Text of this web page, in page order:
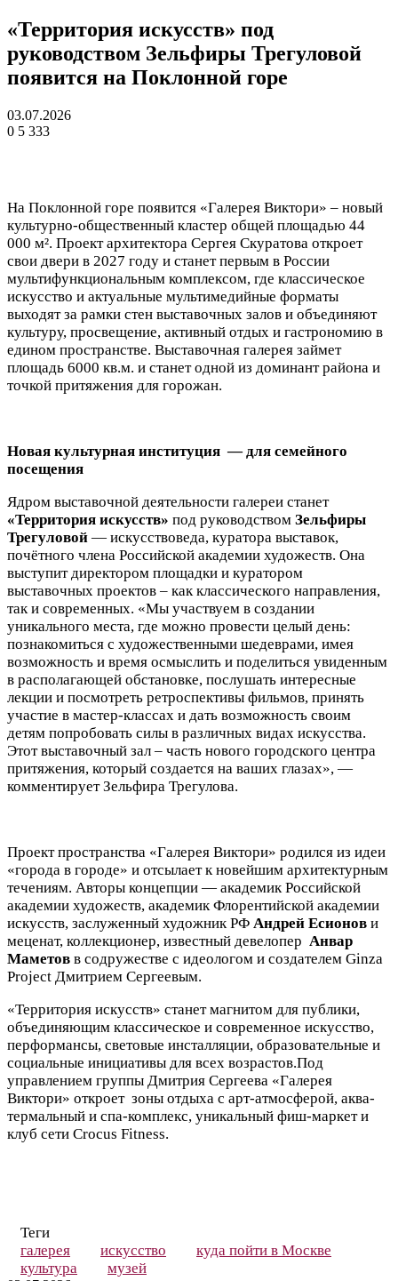
«Территория искусств» под
руководством Зельфиры Трегуловой
появится на Поклонной горе
03.07.2026
0 5 333
На Поклонной горе появится «Галерея Виктори» – новый
культурно-общественный кластер общей площадью 44
000 м². Проект архитектора Сергея Скуратова откроет
свои двери в 2027 году и станет первым в России
мультифункциональным комплексом, где классическое
искусство и актуальные мультимедийные форматы
выходят за рамки стен выставочных залов и объединяют
культуру, просвещение, активный отдых и гастрономию в
едином пространстве. Выставочная галерея займет
площадь 6000 кв.м. и станет одной из доминант района и
точкой притяжения для горожан.
Новая культурная институция — для семейного
посещения
Ядром выставочной деятельности галереи станет
«Территория искусств» под руководством Зельфиры
Трегуловой — искусствоведа, куратора выставок,
почётного члена Российской академии художеств. Она
выступит директором площадки и куратором
выставочных проектов – как классического направления,
так и современных. «Мы участвуем в создании
уникального места, где можно провести целый день:
познакомиться с художественными шедеврами, имея
возможность и время осмыслить и поделиться увиденным
в располагающей обстановке, послушать интересные
лекции и посмотреть ретроспективы фильмов, принять
участие в мастер-классах и дать возможность своим
детям попробовать силы в различных видах искусства.
Этот выставочный зал – часть нового городского центра
притяжения, который создается на ваших глазах», —
комментирует Зельфира Трегулова.
Проект пространства «Галерея Виктори» родился из идеи
«города в городе» и отсылает к новейшим архитектурным
течениям. Авторы концепции — академик Российской
академии художеств, академик Флорентийской академии
искусств, заслуженный художник РФ Андрей Есионов и
меценат, коллекционер, известный девелопер Анвар
Маметов в содружестве с идеологом и создателем Ginza
Project Дмитрием Сергеевым.
«Территория искусств» станет магнитом для публики,
объединяющим классическое и современное искусство,
перформансы, световые инсталляции, образовательные и
социальные инициативы для всех возрастов.Под
управлением группы Дмитрия Сергеева «Галерея
Виктори» откроет зоны отдыха с арт-атмосферой, аква-
термальный и спа-комплекс, уникальный фиш-маркет и
клуб сети Crocus Fitness.
Теги
галерея
искусство
куда пойти в Москве
культура
музей